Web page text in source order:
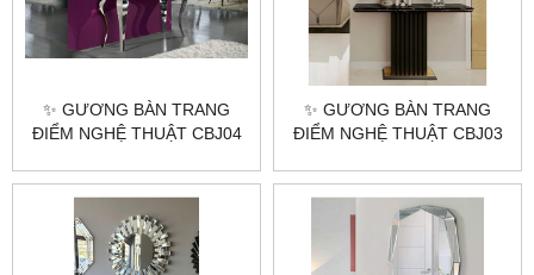
✨ GƯƠNG BÀN TRANG
ĐIỂM NGHỆ THUẬT CBJ04
KHÔNG GIAN SỐNG ✨
✨ GƯƠNG BÀN TRANG
ĐIỂM NGHỆ THUẬT CBJ03
SANG TRỌNG CHO PHÁI
ĐẸP ✨